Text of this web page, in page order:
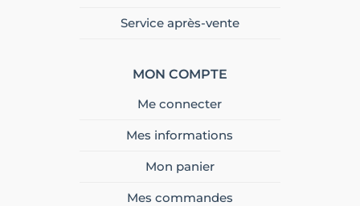
Service après-vente
MON COMPTE
Me connecter
Mes informations
Mon panier
Mes commandes